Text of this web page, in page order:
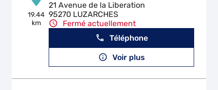
19.44
km
21 Avenue de la Liberation
95270 LUZARCHES
Fermé actuellement
Téléphone
Voir plus